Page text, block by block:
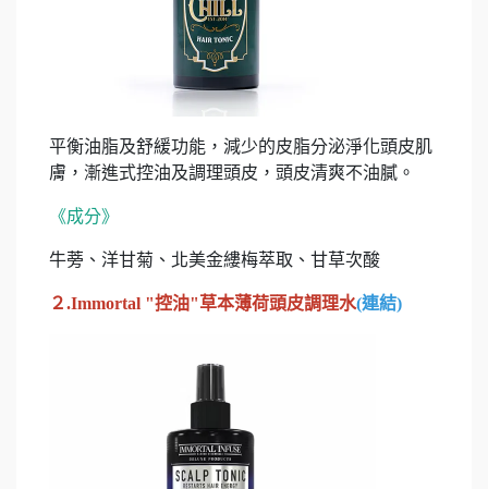
平衡油脂及舒緩功能，減少的皮脂分泌淨化頭皮肌
膚，漸進式控油及調理頭皮，頭皮清爽不油膩。
《成分》
牛蒡、洋甘菊、北美金縷梅萃取、甘草次酸
２.Immortal "控油"草本薄荷頭皮調理水(連結)